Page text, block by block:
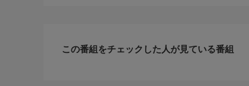
この番組をチェックした人が見ている番組